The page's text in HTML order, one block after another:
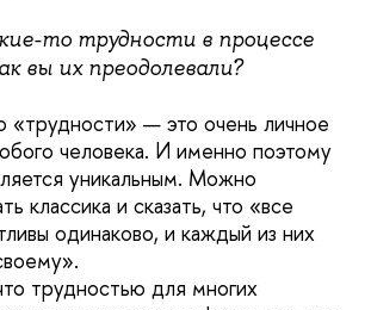
то трудности в процессе
вы их преодолевали?
— это очень личное
человека. И именно поэтому
уникальным. Можно
классика и сказать, что «все
одинаково, и каждый из них
трудностью для многих